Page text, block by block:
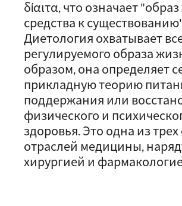
δίαιτα, что означает
средства к
Диетология охватывает
регулируемого образа
образом, она определяет
прикладную теорию
поддержания или
физического и
здоровья. Это одна из
отраслей медицины,
хирургией и